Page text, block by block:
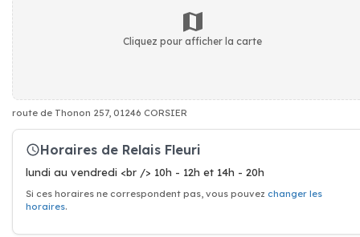
Cliquez pour afficher la carte
route de Thonon 257, 01246 CORSIER
Horaires de Relais Fleuri
lundi au vendredi <br /> 10h - 12h et 14h - 20h
Si ces horaires ne correspondent pas, vous pouvez changer les
horaires.